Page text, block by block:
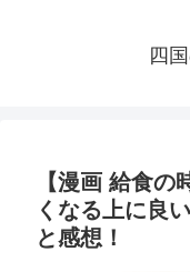
四
【漫画 給食
くなる上に良
と感想！